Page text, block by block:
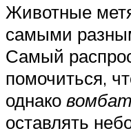
Животные
самыми
Самый
помочиться,
однако
оставлять